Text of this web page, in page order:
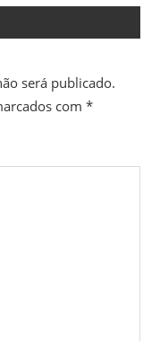
será publicado.
com *